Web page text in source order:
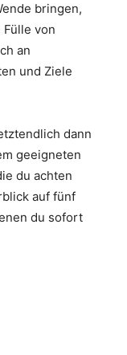
bringen,
von
an
und Ziele
dann
geeigneten
du achten
auf fünf
du sofort